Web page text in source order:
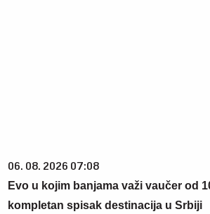
06. 08. 2026 07:08
Evo u kojim banjama važi vaučer od
kompletan spisak destinacija u Srbiji